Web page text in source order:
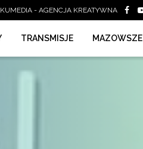
- AGENCJA KREATYWNA
TRANSMISJE MAZOWSZE